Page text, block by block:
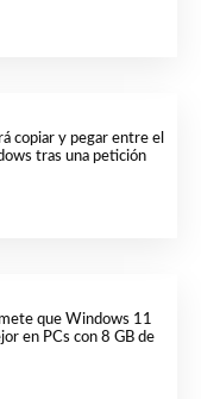
copiar y pegar entre el
tras una petición
que Windows 11
en PCs con 8 GB de